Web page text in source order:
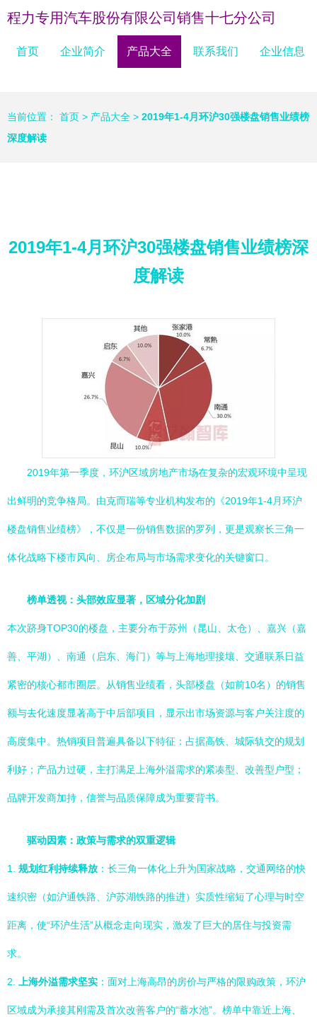
程力专用汽车股份有限公司销售十七分公司
首页 企业简介 产品大全 联系我们 企业信息
当前位置： 首页 > 产品大全 > 2019年1-4月环沪30强楼盘销售业绩榜
深度解读
2019年1-4月环沪30强楼盘销售业绩榜深
度解读
2019年第一季度，环沪区域房地产市场在复杂的宏观环境中呈现
出鲜明的竞争格局。由克而瑞等专业机构发布的《2019年1-4月环沪
楼盘销售业绩榜》，不仅是一份销售数据的罗列，更是观察长三角一
体化战略下楼市风向、房企布局与市场需求变化的关键窗口。
榜单透视：头部效应显著，区域分化加剧
本次跻身TOP30的楼盘，主要分布于苏州（昆山、太仓）、嘉兴（嘉
善、平湖）、南通（启东、海门）等与上海地理接壤、交通联系日益
紧密的核心都市圈层。从销售业绩看，头部楼盘（如前10名）的销售
额与去化速度显著高于中后部项目，显示出市场资源与客户关注度的
高度集中。热销项目普遍具备以下特征：占据高铁、城际轨交的规划
利好；产品力过硬，主打满足上海外溢需求的紧凑型、改善型户型；
品牌开发商加持，信誉与品质保障成为重要背书。
驱动因素：政策与需求的双重逻辑
1. 规划红利持续释放 ：长三角一体化上升为国家战略，交通网络的快
速织密（如沪通铁路、沪苏湖铁路的推进）实质性缩短了心理与时空
距离，使“环沪生活”从概念走向现实，激发了巨大的居住与投资需
求。
2. 上海外溢需求坚实 ：面对上海高昂的房价与严格的限购政策，环沪
区域成为承接其刚需及首次改善客户的“蓄水池”。榜单中靠近上海、